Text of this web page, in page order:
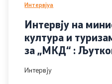
Интервјуа
Интервју на
култура и
за „МКД“ :
туризмот
Интервју